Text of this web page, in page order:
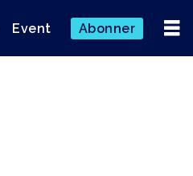
Event Abonner